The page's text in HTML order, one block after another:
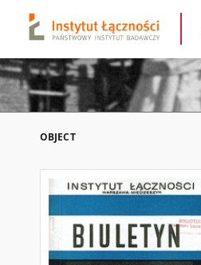
OBJECT